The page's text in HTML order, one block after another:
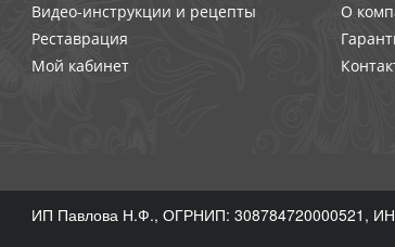
О
Видео-инструкции и рецепты
Реставрация
Мой кабинет
ИП Павлова Н.Ф., ОГРНИП: 308784720000521,